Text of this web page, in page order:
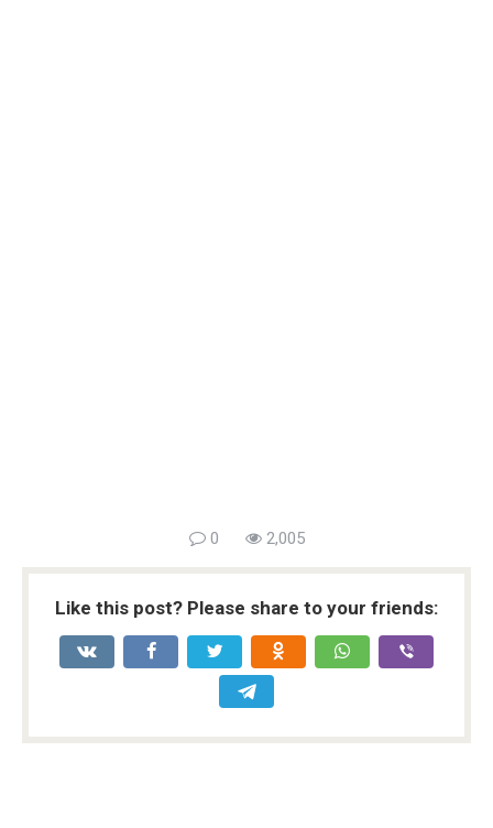
0 2,005
Like this post? Please share to your friends: